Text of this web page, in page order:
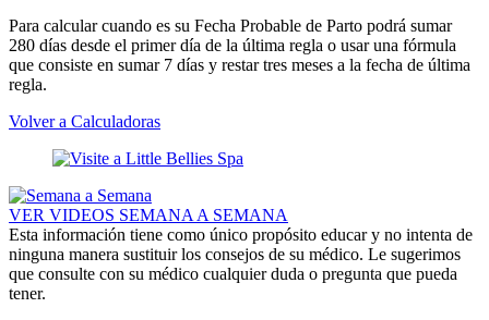
Para calcular cuando es su Fecha Probable de Parto podrá sumar
280 días desde el primer día de la última regla o usar una fórmula
que consiste en sumar 7 días y restar tres meses a la fecha de última
regla.
Volver a Calculadoras
VER VIDEOS SEMANA A SEMANA
Esta información tiene como único propósito educar y no intenta de
ninguna manera sustituir los consejos de su médico. Le sugerimos
que consulte con su médico cualquier duda o pregunta que pueda
tener.